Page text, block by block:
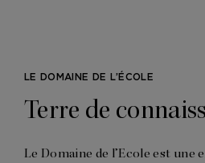
LE DOMAINE DE L’ÉCOLE
Terre de
Le Domaine de l’Ecole est